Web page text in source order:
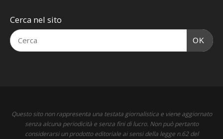
Cerca nel sito
OK
Questo sito non rappresenta una testata giornalistica e viene aggiornato
senza alcuna periodicità e senza fini di lucro. Non può pertanto
considerarsi un prodotto editoriale ai sensi della legge n.62 del